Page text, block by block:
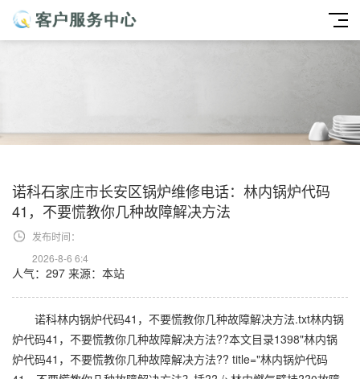
诺科石家庄市长安区锅炉维修电话：林内锅炉代码
41，不要慌教你几种故障解决方法
发布时间：
2026-8-6 6:4
人气：297 来源：本站
诺科林内锅炉代码41，不要慌教你几种故障解决方法.txt林内锅
炉代码41，不要慌教你几种故障解决方法??本文目录1398"林内锅
炉代码41，不要慌教你几种故障解决方法?? title="林内锅炉代码